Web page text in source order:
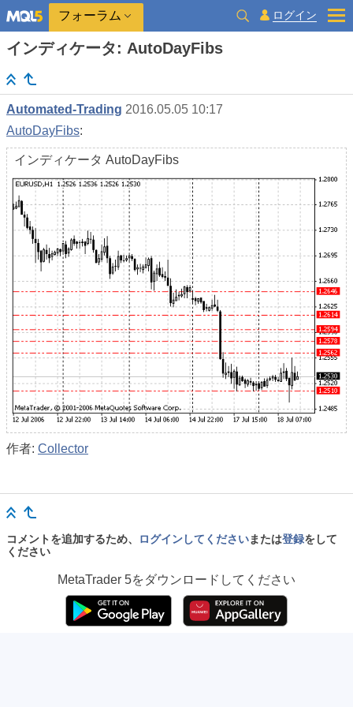
フォーラム ログイン
インディケータ: AutoDayFibs
Automated-Trading 2016.05.05 10:17
AutoDayFibs:
インディケータ AutoDayFibs
作者: Collector
コメントを追加するため、 ログインしてくださいまたは登録をして
ください
MetaTrader 5をダウンロードしてください